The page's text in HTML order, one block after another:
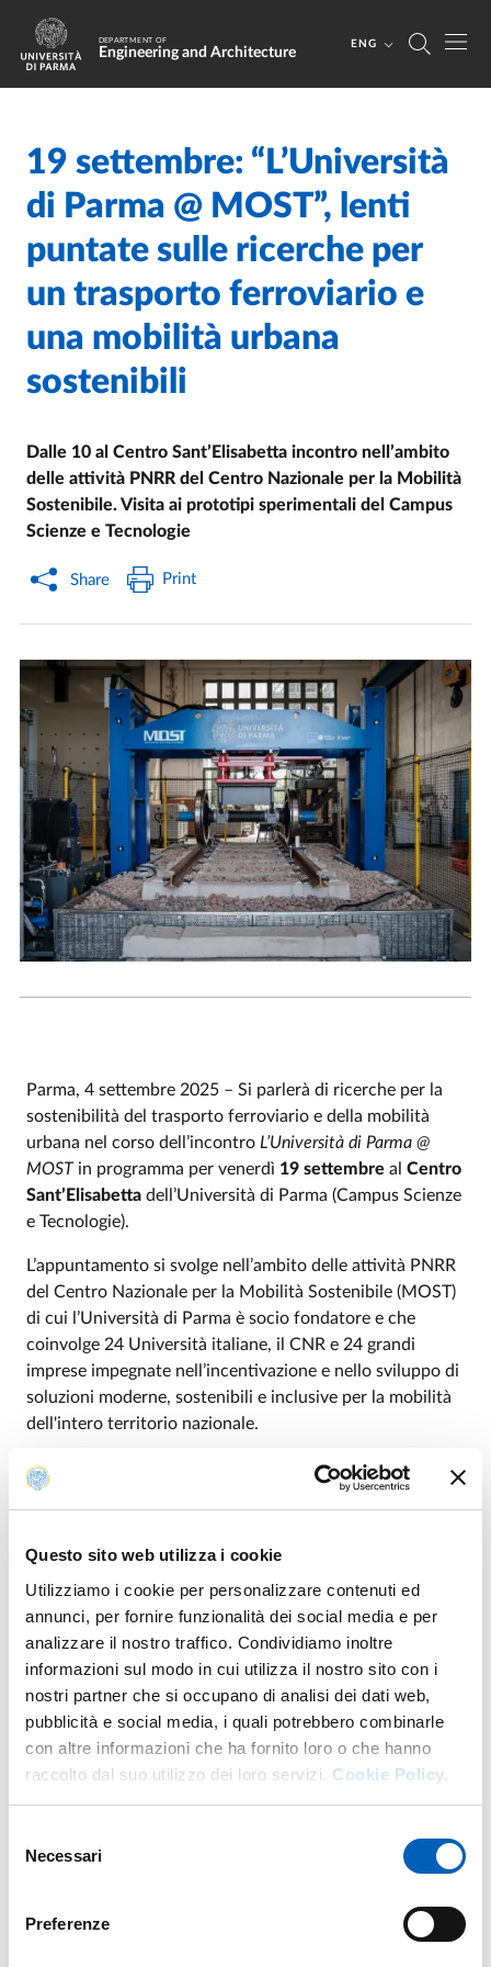
Questo sito web utilizza i cookie
Utilizziamo i cookie per personalizzare contenuti ed
annunci, per fornire funzionalità dei social media e per
analizzare il nostro traffico. Condividiamo inoltre
informazioni sul modo in cui utilizza il nostro sito con i
nostri partner che si occupano di analisi dei dati web,
pubblicità e social media, i quali potrebbero combinarle
con altre informazioni che ha fornito loro o che hanno
raccolto dal suo utilizzo dei loro servizi. Cookie Policy.
delNecessari
Preferenze
Skip to main content
Skip to footer
DEPARTMENT OF
Engineering and Architecture
ENG
Home
/
/
19 settembre: “L’Università
di Parma @ MOST”, lenti
puntate sulle ricerche per
un trasporto ferroviario e
una mobilità urbana
sostenibili
Dalle 10 al Centro Sant’Elisabetta incontro nell’ambito
delle attività PNRR del Centro Nazionale per la Mobilità
Sostenibile. Visita ai prototipi sperimentali del Campus
Scienze e Tecnologie
Share Print
Parma, 4 settembre 2025 – Si parlerà di ricerche per la
sostenibilità del trasporto ferroviario e della mobilità
urbana nel corso dell’incontro L’Università di Parma @
MOST in programma per venerdì 19 settembre al Centro
Sant’Elisabetta dell’Università di Parma (Campus Scienze
e Tecnologie).
L’appuntamento si svolge nell’ambito delle attività PNRR
del Centro Nazionale per la Mobilità Sostenibile (MOST)
di cui l’Università di Parma è socio fondatore e che
coinvolge 24 Università italiane, il CNR e 24 grandi
imprese impegnate nell’incentivazione e nello sviluppo di
soluzioni moderne, sostenibili e inclusive per la mobilità
dell'intero territorio nazionale.
MOST è articolato in 14 Spoke. L’Università di Parma è
coinvolta nello Spoke 4 (Trasporto ferroviario) e nello
creare una rete di centri di ricerca e laboratori, ambienti
larga scala.
L’incontro si aprirà alle 10 con i saluti del Rettore
Martelli
, dell’Assessore alla Mobilità del Comune di
ParmaGianluca Borghi, del Direttore del Dipartimento di
Ingegneria e Architettura Roberto Menozzi
,
dell’Amministratore Unico di Ferrovie Emilia Romagna
Gianluca Benamati , diDavide Chioladi Autostrade per
l’Italia e diFelice Giuliani
, coordinatore scientifico